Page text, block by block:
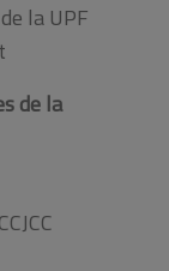
la UPF
de la